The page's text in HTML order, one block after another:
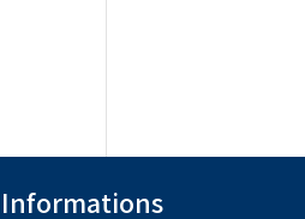
Informations